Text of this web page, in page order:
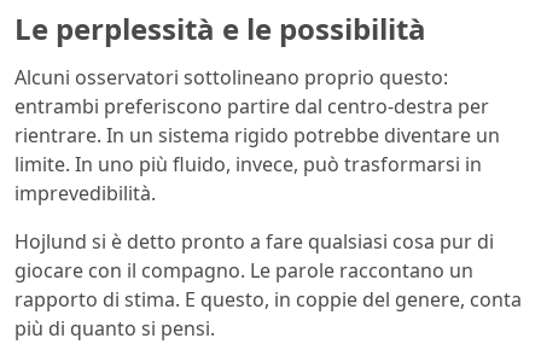
Le perplessità e le possibilità
Alcuni osservatori sottolineano proprio questo:
entrambi preferiscono partire dal centro-destra per
rientrare. In un sistema rigido potrebbe diventare un
limite. In uno più fluido, invece, può trasformarsi in
imprevedibilità.
Hojlund si è detto pronto a fare qualsiasi cosa pur di
giocare con il compagno. Le parole raccontano un
rapporto di stima. E questo, in coppie del genere, conta
più di quanto si pensi.